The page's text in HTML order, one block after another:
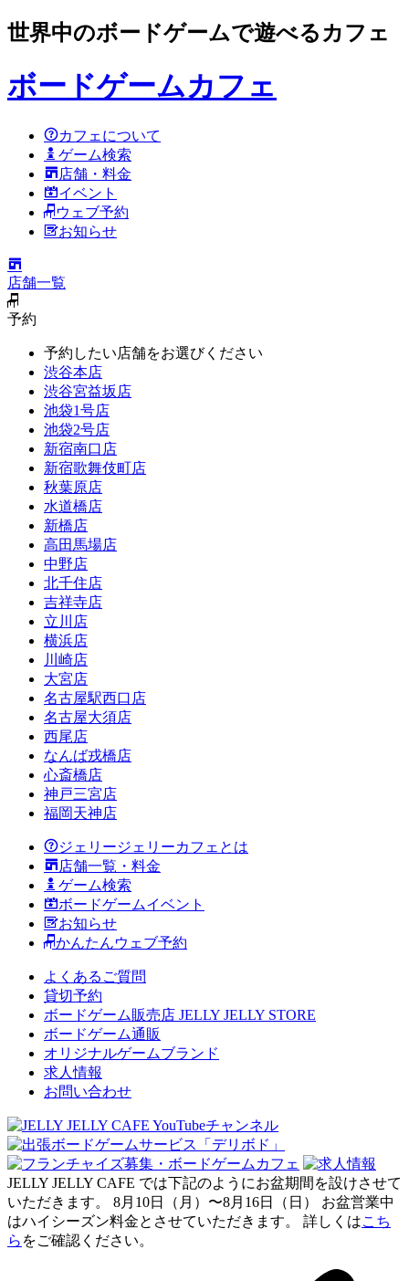
世界中のボードゲームで遊べるカフェ
ボードゲームカフェ
カフェについて
ゲーム検索
店舗・料金
イベント
ウェブ予約
お知らせ
店舗一覧
予約
予約したい店舗をお選びください
渋谷本店
渋谷宮益坂店
池袋1号店
池袋2号店
新宿南口店
新宿歌舞伎町店
秋葉原店
水道橋店
新橋店
高田馬場店
中野店
北千住店
吉祥寺店
立川店
横浜店
川崎店
大宮店
名古屋駅西口店
名古屋大須店
西尾店
なんば戎橋店
心斎橋店
神戸三宮店
福岡天神店
ジェリージェリーカフェとは
店舗一覧・料金
ゲーム検索
ボードゲームイベント
お知らせ
かんたんウェブ予約
よくあるご質問
貸切予約
ボードゲーム販売店 JELLY JELLY STORE
ボードゲーム通販
オリジナルゲームブランド
求人情報
お問い合わせ
JELLY JELLY CAFE では下記のようにお盆期間を設けさせて
いただきます。 8月10日（月）〜8月16日（日） お盆営業中
はハイシーズン料金とさせていただきます。 詳しくはこち
ら をご確認ください。